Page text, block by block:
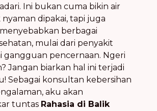
Ini bukan cuma bikin air
dipakai, tapi juga
berbagai
mulai dari penyakit
gangguan pencernaan. Ngeri
Jangan biarkan hal ini terjadi
Sebagai konsultan kebersihan
aku akan
tuntas Rahasia di Balik